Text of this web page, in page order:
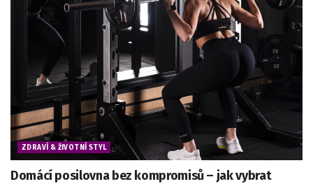
ZDRAVÍ & ŽIVOTNÍ STYL
Domácí posilovna bez kompromisů – jak vybrat